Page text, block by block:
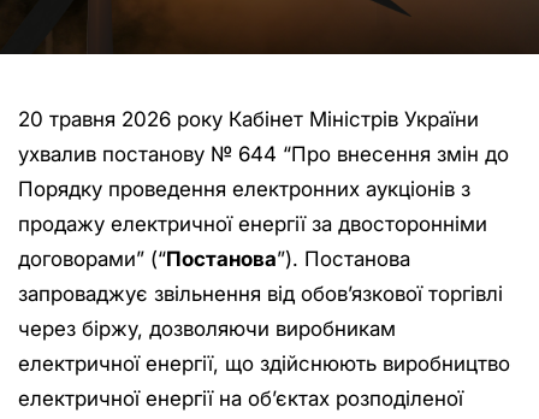
20 травня 2026 року Кабінет Міністрів України
ухвалив постанову № 644 “Про внесення змін до
Порядку проведення електронних аукціонів з
продажу електричної енергії за двосторонніми
договорами” (“Постанова”). Постанова
запроваджує звільнення від обов’язкової торгівлі
через біржу, дозволяючи виробникам
електричної енергії, що здійснюють виробництво
електричної енергії на об’єктах розподіленої